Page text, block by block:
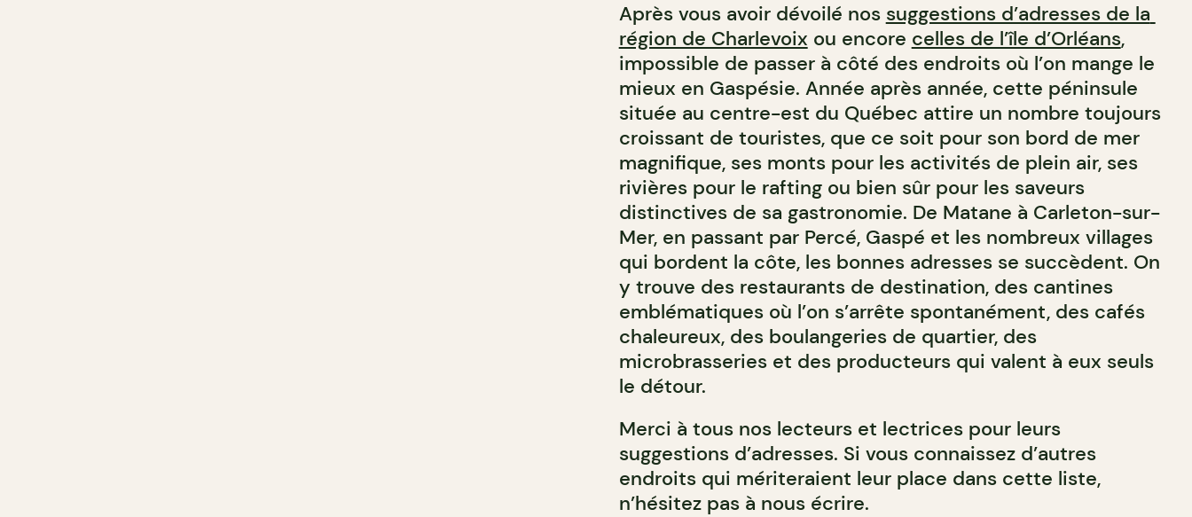
Après vous avoir dévoilé nos suggestions d’adresses de la
région de Charlevoix ou encore celles de l’île d’Orléans,
impossible de passer à côté des endroits où l’on mange le
mieux en Gaspésie. Année après année, cette péninsule
située au centre-est du Québec attire un nombre toujours
croissant de touristes, que ce soit pour son bord de mer
magnifique, ses monts pour les activités de plein air, ses
rivières pour le rafting ou bien sûr pour les saveurs
distinctives de sa gastronomie. De Matane à Carleton-sur-
Mer, en passant par Percé, Gaspé et les nombreux villages
qui bordent la côte, les bonnes adresses se succèdent. On
y trouve des restaurants de destination, des cantines
emblématiques où l’on s’arrête spontanément, des cafés
chaleureux, des boulangeries de quartier, des
microbrasseries et des producteurs qui valent à eux seuls
le détour.
Merci à tous nos lecteurs et lectrices pour leurs
suggestions d’adresses. Si vous connaissez d’autres
endroits qui mériteraient leur place dans cette liste,
n’hésitez pas à nous écrire.